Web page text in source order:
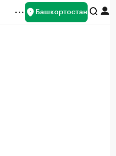
Башкортостан